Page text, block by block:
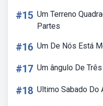
#15 Um Terreno
Partes
#16 Um De Nós Está
#17 Um ângulo De
#18 Ultimo Sabado Do